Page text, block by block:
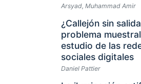
Arsyad, Muhammad Amir
¿Callejón sin
problema
estudio de las
sociales digitales
Daniel Pattier